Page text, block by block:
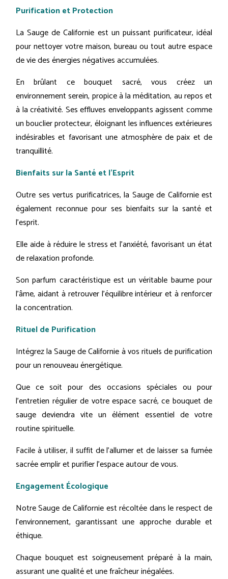
Purification et Protection
La Sauge de Californie est un puissant purificateur, idéal
pour nettoyer votre maison, bureau ou tout autre espace
de vie des énergies négatives accumulées.
En brûlant ce bouquet sacré, vous créez un
environnement serein, propice à la méditation, au repos et
à la créativité. Ses effluves enveloppants agissent comme
un bouclier protecteur, éloignant les influences extérieures
indésirables et favorisant une atmosphère de paix et de
tranquillité.
Bienfaits sur la Santé et l’Esprit
Outre ses vertus purificatrices, la Sauge de Californie est
également reconnue pour ses bienfaits sur la santé et
l’esprit.
Elle aide à réduire le stress et l’anxiété, favorisant un état
de relaxation profonde.
Son parfum caractéristique est un véritable baume pour
l’âme, aidant à retrouver l’équilibre intérieur et à renforcer
la concentration.
Rituel de Purification
Intégrez la Sauge de Californie à vos rituels de purification
pour un renouveau énergétique.
Que ce soit pour des occasions spéciales ou pour
l’entretien régulier de votre espace sacré, ce bouquet de
sauge deviendra vite un élément essentiel de votre
routine spirituelle.
Facile à utiliser, il suffit de l'allumer et de laisser sa fumée
sacrée emplir et purifier l'espace autour de vous.
Engagement Écologique
Notre Sauge de Californie est récoltée dans le respect de
l’environnement, garantissant une approche durable et
éthique.
Chaque bouquet est soigneusement préparé à la main,
assurant une qualité et une fraîcheur inégalées.